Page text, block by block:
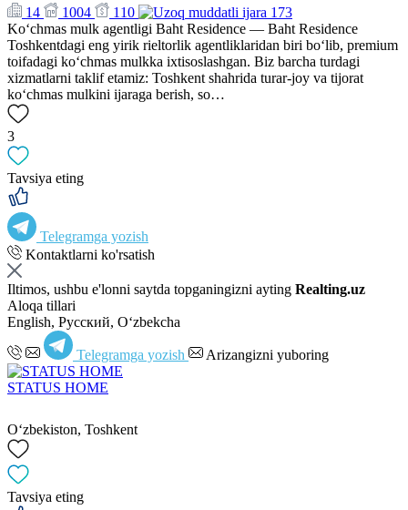
14
1004 110
173
Ko‘chmas mulk agentligi Baht Residence — Baht Residence
Toshkentdagi eng yirik rieltorlik agentliklaridan biri bo‘lib, premium
toifadagi ko‘chmas mulkka ixtisoslashgan. Biz barcha turdagi
xizmatlarni taklif etamiz: Toshkent shahrida turar-joy va tijorat
ko‘chmas mulkini ijaraga berish, so…
3
Tavsiya eting
Telegramga yozish
Kontaktlarni ko'rsatish
Iltimos, ushbu e'lonni saytda topganingizni ayting Realting.uz
Aloqa tillari
English, Русский, Oʻzbekcha
Telegramga yozish Arizangizni yuboring
STATUS HOME
Oʻzbekiston, Toshkent
Tavsiya eting